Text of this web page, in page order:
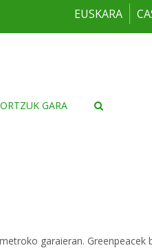
EUSKARA
GARA
garaieran. Greenpeacek